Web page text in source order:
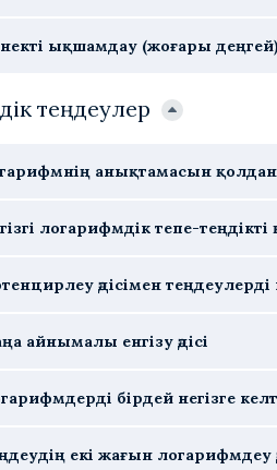
ықшамдау (жоғары деңгей)
теңдеулер
анықтамасын
логарифмдік тепе-
әдісімен
айнымалы енгізу әдісі
бірдей негізге
екі жағын логарифмдеу